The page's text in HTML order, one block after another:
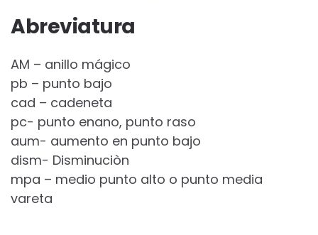
Abreviatura
AM – anillo mágico
pb – punto bajo
cad – cadeneta
pc- punto enano, punto raso
aum- aumento en punto bajo
dism- Disminuciòn
mpa – medio punto alto o punto media
vareta